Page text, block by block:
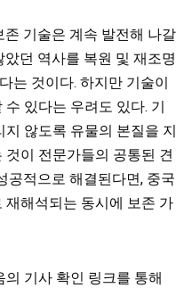
기술은 계속 발전해 나갈
던 역사를 복원 및 재조명
는 것이다. 하지만 기술이
있다는 우려도 있다. 기
않도록 유물의 본질을 지
이 전문가들의 공통된 견
공적으로 해결된다면, 중국
재해석되는 동시에 보존 가
기사 확인 링크를 통해